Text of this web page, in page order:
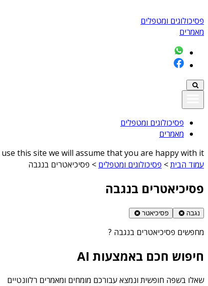
פסיכולוגים ומטפלים
מאמרים
פסיכולוגים ומטפלים
מאמרים
this site we will assume that you are happy with it
עמוד הבית> פסיכולוגים ומטפלים > פסיכיאטרים בנגבה
פסיכיאטרים בנגבה
נגבה פסיכיאטר
מחפשים פסיכיאטרים בנגבה ?
חיפוש חכם באמצעות AI
שאלו בשפה חופשית ונמצא עבורכם מומחים ומאמרים רלוונטיים